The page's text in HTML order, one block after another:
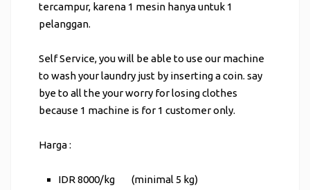
tercampur, karena 1 mesin hanya untuk 1
pelanggan.
Self Service, you will be able to use our machine
to wash your laundry just by inserting a coin. say
bye to all the your worry for losing clothes
because 1 machine is for 1 customer only.
Harga :
IDR 8000/kg (minimal 5 kg)